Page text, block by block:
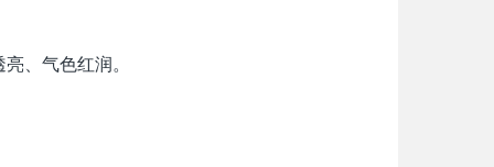
、气色红润。